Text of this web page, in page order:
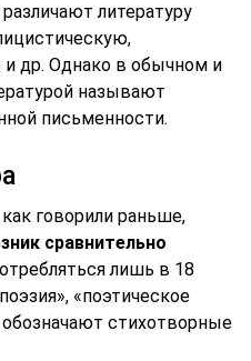
литературу
др. Однако в обычном и
называют
письменности.
как говорили раньше,
сравнительно
лишь в 18
«поэтическое
стихотворные